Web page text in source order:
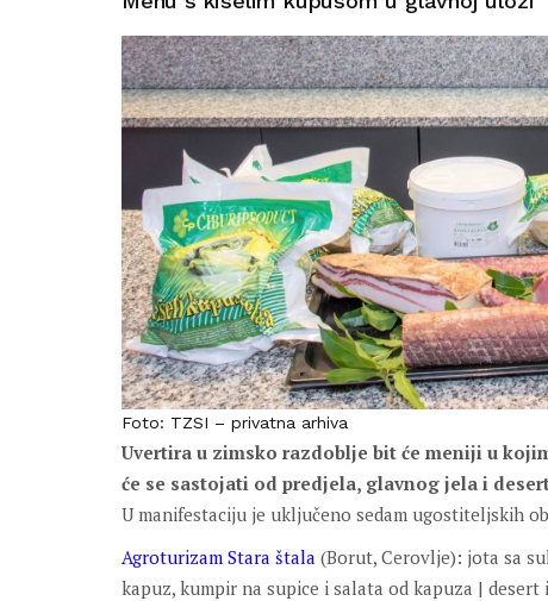
Foto: TZSI – privatna arhiva
Uvertira u zimsko razdoblje bit će meniji u
će se sastojati od predjela, glavnog jela i
U manifestaciju je uključeno sedam ugostiteljskih
Agroturizam Stara štala (Borut, Cerovlje): jota sa
kapuz, kumpir na supice i salata od kapuza | desert